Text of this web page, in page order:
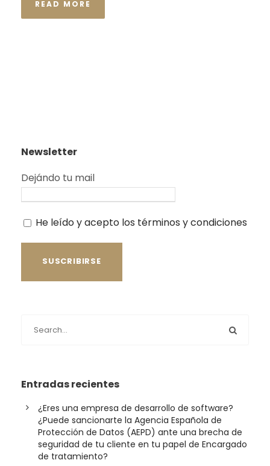
READ MORE
Newsletter
Dejándo tu mail
He leído y acepto los términos y condiciones
Entradas recientes
¿Eres una empresa de desarrollo de software?
¿Puede sancionarte la Agencia Española de
Protección de Datos (AEPD) ante una brecha de
seguridad de tu cliente en tu papel de Encargado
de tratamiento?